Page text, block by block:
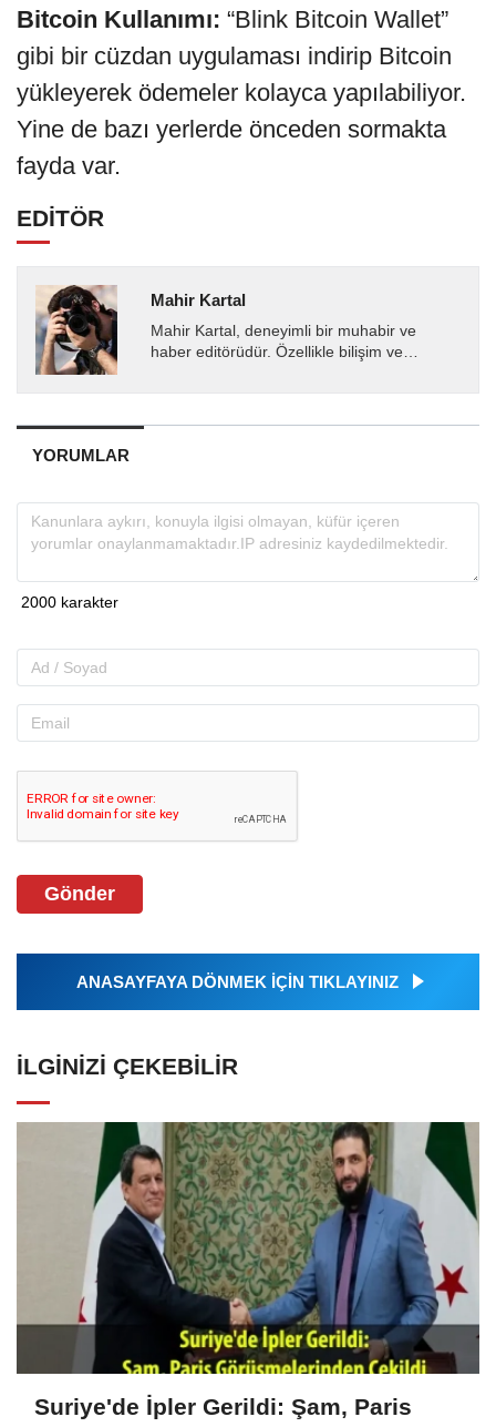
Bitcoin Kullanımı: “Blink Bitcoin Wallet”
gibi bir cüzdan uygulaması indirip Bitcoin
yükleyerek ödemeler kolayca yapılabiliyor.
Yine de bazı yerlerde önceden sormakta
fayda var.
EDİTÖR
Mahir Kartal
Mahir Kartal, deneyimli bir muhabir ve
haber editörüdür. Özellikle bilişim ve
gelişmeleri okuyuculara...
YORUMLAR
Gönder
ANASAYFAYA DÖNMEK İÇİN TIKLAYINIZ
İLGINIZI ÇEKEBILIR
Suriye'de İpler Gerildi: Şam, Paris